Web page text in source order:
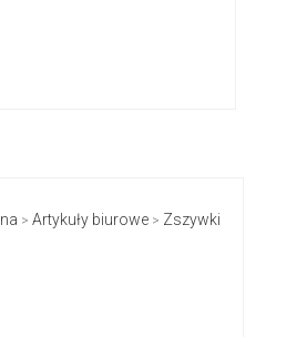
> Artykuły biurowe > Zszywki